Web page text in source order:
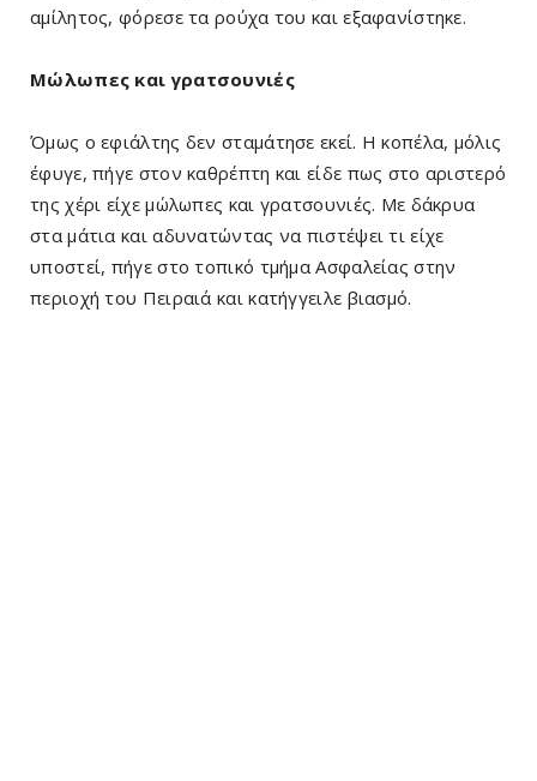
αμίλητος, φόρεσε τα ρούχα του και εξαφανίστηκε.
Μώλωπες και γρατσουνιές
Όμως ο εφιάλτης δεν σταμάτησε εκεί. Η κοπέλα, μόλις
έφυγε, πήγε στον καθρέπτη και είδε πως στο αριστερό
της χέρι είχε μώλωπες και γρατσουνιές. Με δάκρυα
στα μάτια και αδυνατώντας να πιστέψει τι είχε
υποστεί, πήγε στο τοπικό τμήμα Ασφαλείας στην
περιοχή του Πειραιά και κατήγγειλε βιασμό.